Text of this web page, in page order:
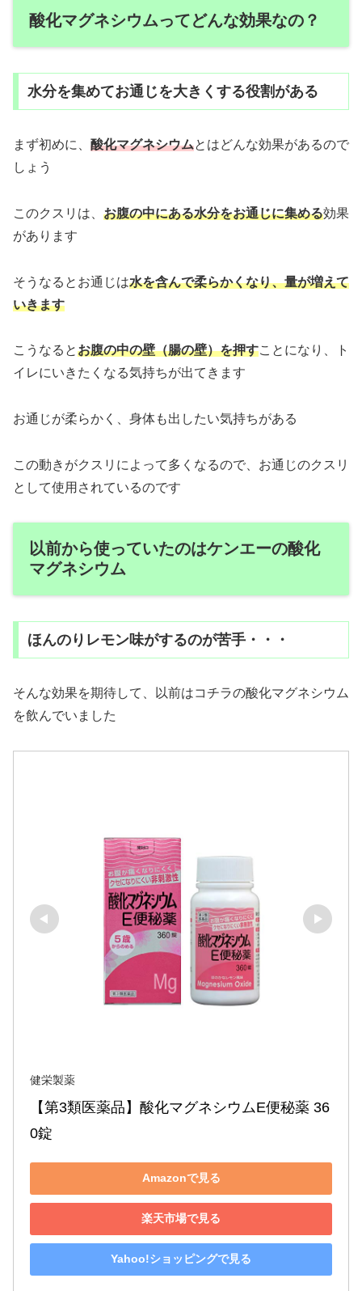
酸化マグネシウムってどんな効果なの？
水分を集めてお通じを大きくする役割がある
まず初めに、 酸化マグネシウムとはどんな効果があるので
しょう
このクスリは、 お腹の中にある水分をお通じに集める効果
があります
そうなるとお通じは水を含んで柔らかくなり、量が増えて
いきます
こうなるとお腹の中の壁（腸の壁）を押すことになり、ト
イレにいきたくなる気持ちが出てきます
お通じが柔らかく、身体も出したい気持ちがある
この動きがクスリによって多くなるので、お通じのクスリ
として使用されているのです
以前から使っていたのはケンエーの酸化
マグネシウム
ほんのりレモン味がするのが苦手・・・
そんな効果を期待して、以前はコチラの酸化マグネシウム
を飲んでいました
健栄製薬
【第3類医薬品】酸化マグネシウムE便秘薬 36
0錠
Amazonで見る
楽天市場で見る
Yahoo!ショッピングで見る